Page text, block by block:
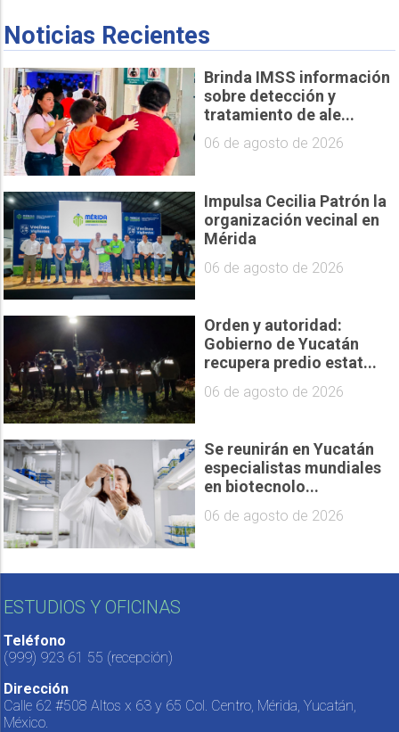
Noticias Recientes
Brinda IMSS información
sobre detección y
tratamiento de ale...
06 de agosto de 2026
Impulsa Cecilia Patrón la
organización vecinal en
Mérida
06 de agosto de 2026
Orden y autoridad:
Gobierno de Yucatán
recupera predio estat...
06 de agosto de 2026
Se reunirán en Yucatán
especialistas mundiales
en biotecnolo...
06 de agosto de 2026
ESTUDIOS Y OFICINAS
Teléfono
(999) 923 61 55 (recepción)
Dirección
Calle 62 #508 Altos x 63 y 65 Col. Centro, Mérida, Yucatán,
México.